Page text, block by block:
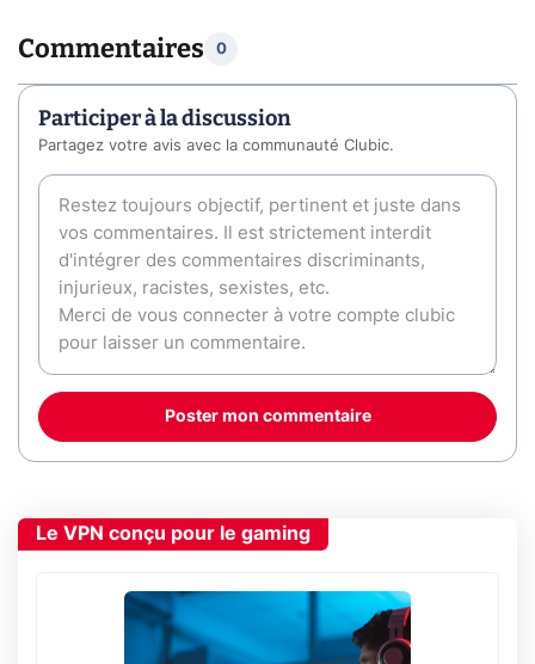
Commentaires 0
Participer à la discussion
Partagez votre avis avec la communauté Clubic.
Poster mon commentaire
Le VPN conçu pour le gaming